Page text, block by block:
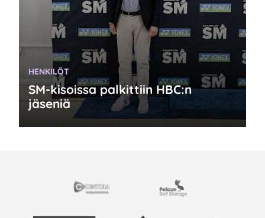
SM-kisoissa palkittiin HBC:n
jäseniä
KATEGORIA:
HENKILÖT